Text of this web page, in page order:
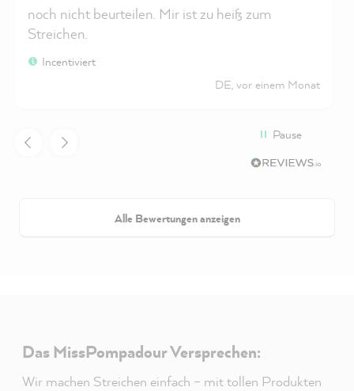
noch nicht beurteilen. Mir ist zu heiß zum
Streichen.
Incentiviert
DE, vor einem Monat
Pause
Alle Bewertungen anzeigen
Das MissPompadour Versprechen:
Wir machen Streichen einfach – mit tollen Produkten